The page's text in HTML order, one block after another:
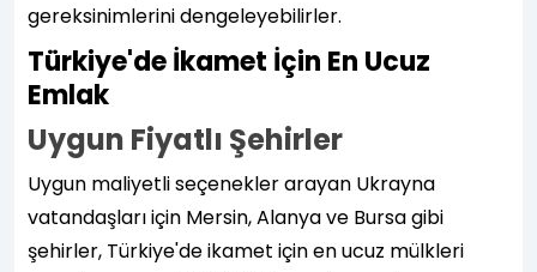
gereksinimlerini dengeleyebilirler.
Türkiye'de İkamet İçin En Ucuz
Emlak
Uygun Fiyatlı Şehirler
Uygun maliyetli seçenekler arayan Ukrayna
vatandaşları için Mersin, Alanya ve Bursa gibi
şehirler, Türkiye'de ikamet için en ucuz mülkleri